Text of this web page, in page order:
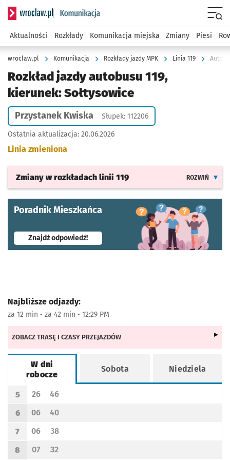
Serwis informacyjny wroclaw.pl podserwis: Komunikacja
Aktualności Rozkłady Komunikacja miejska Zmiany Piesi
wroclaw.pl Komunikacja Rozkłady jazdy MPK Linia 119
Rozkład jazdy autobusu 119,
kierunek: Sołtysowice
Przystanek Kwiska Słupek: 112206
Ostatnia aktualizacja: 20.06.2026
Linia zmieniona
Zmiany w rozkładach linii 119 ROZWIŃ
Poradnik Mieszkańca
Znajdź odpowiedź!- otworzy się w nowej karcie
Najbliższe odjazdy:
za 12 min • za 42 min • 12:29 PM
ZOBACZ TRASĘ I CZASY PRZEJAZDÓW
W dni
robocze
Sobota Niedziela
Rozkład jazdy -
Godzina odjazdu
5
Odjazd
26
minut po godzinie 5
Odjazd
46
minut po godzinie 5
Godzina odjazdu
6
Odjazd
06
minut po godzinie 6
Odjazd
40
minut po godzinie 6
Godzina odjazdu
7
Odjazd
06
minut po godzinie 7
Odjazd
38
minut po godzinie 7
Godzina odjazdu
8
Odjazd
07
minut po godzinie 8
Odjazd
32
minut po godzinie 8